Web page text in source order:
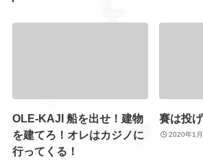
OLE-KAJI 船を出せ！建物
を建てろ！オレはカジノに
行ってくる！
賽は投
2020年1